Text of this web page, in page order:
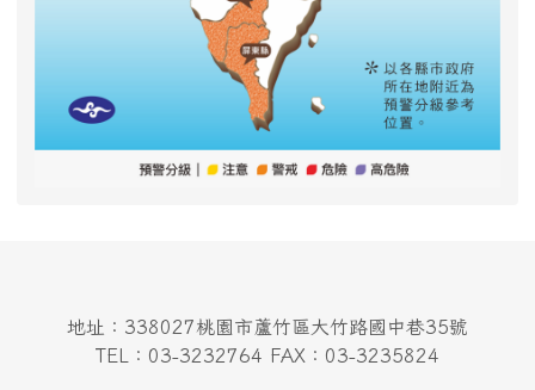
地址：338027桃園市蘆竹區大竹路國中巷35號
TEL：03-3232764 FAX：03-3235824